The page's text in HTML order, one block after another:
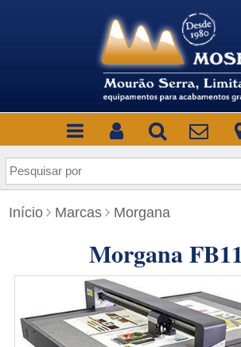
P
e
qInício Marcas Morgana
Morgana